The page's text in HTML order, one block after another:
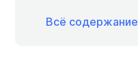
Всё содержание